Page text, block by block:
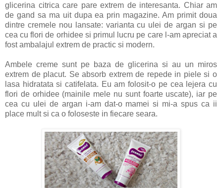
glicerina citrica care pare extrem de interesanta. Chiar am
de gand sa ma uit dupa ea prin magazine. Am primit doua
dintre cremele nou lansate: varianta cu ulei de argan si pe
cea cu flori de orhidee si primul lucru pe care l-am apreciat a
fost ambalajul extrem de practic si modern.
Ambele creme sunt pe baza de glicerina si au un miros
extrem de placut. Se absorb extrem de repede in piele si o
lasa hidratata si catifelata. Eu am folosit-o pe cea lejera cu
flori de orhidee (mainile mele nu sunt foarte uscate), iar pe
cea cu ulei de argan i-am dat-o mamei si mi-a spus ca ii
place mult si ca o foloseste in fiecare seara.